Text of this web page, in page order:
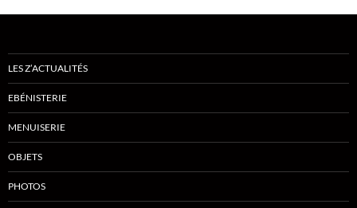
LES Z’ACTUALITÉS
EBÉNISTERIE
MENUISERIE
OBJETS
PHOTOS